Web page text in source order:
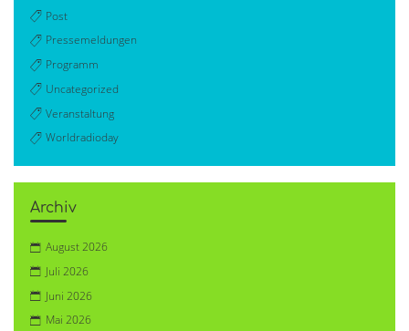
Post
Pressemeldungen
Programm
Uncategorized
Veranstaltung
Worldradioday
Archiv
August 2026
Juli 2026
Juni 2026
Mai 2026